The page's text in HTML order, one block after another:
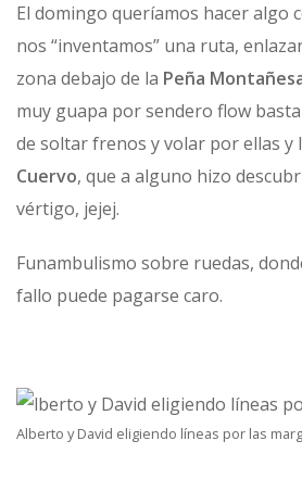
El domingo queríamos hacer algo
nos “inventamos” una ruta,
zona debajo de la Peña
muy guapa por sendero flow
de soltar frenos y volar por ellas y
Cuervo, que a alguno hizo
vértigo, jejej.
Funambulismo sobre ruedas,
fallo puede pagarse caro.
Alberto y David eligiendo líneas por las